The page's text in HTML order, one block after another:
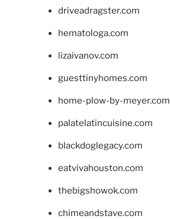
driveadragster.com
hematologa.com
lizaivanov.com
guesttinyhomes.com
home-plow-by-meyer.com
palatelatincuisine.com
blackdoglegacy.com
eatvivahouston.com
thebigshowok.com
chimeandstave.com